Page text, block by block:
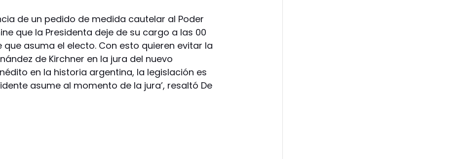
de un pedido de medida cautelar al Poder
que la Presidenta deje de su cargo a las 00
que asuma el electo. Con esto quieren evitar la
de Kirchner en la jura del nuevo
en la historia argentina, la legislación es
asume al momento de la jura’, resaltó De